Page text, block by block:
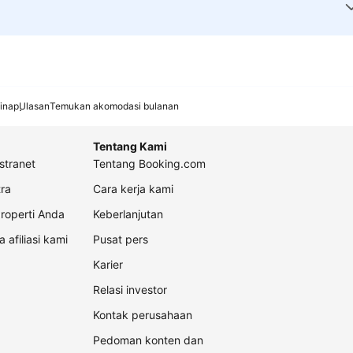
UlasanTemukan akomodasi bulanan
Anda
afiliasi kami
Tentang Kami
Tentang Booking.com
Cara kerja kami
Keberlanjutan
Pusat pers
Karier
Relasi investor
Kontak perusahaan
Pedoman konten dan